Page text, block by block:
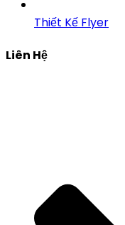
Thiết Kế Flyer
Liên Hệ